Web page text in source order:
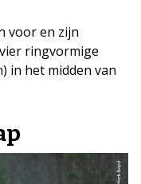
voor en zijn
ringvormige
in het midden van